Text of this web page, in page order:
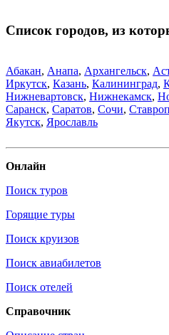
Список городов, из
Абакан, Анапа, Архангельск,
Иркутск, Казань, Калининград,
Нижневартовск, Нижнекамск,
Саранск, Саратов, Сочи,
Якутск, Ярославль
Онлайн
Поиск туров
Горящие туры
Поиск круизов
Поиск авиабилетов
Поиск отелей
Справочник